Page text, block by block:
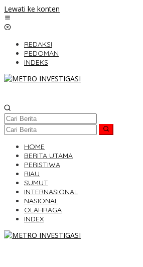
Lewati ke konten
REDAKSI
PEDOMAN
INDEKS
HOME
BERITA UTAMA
PERISTIWA
RIAU
SUMUT
INTERNASIONAL
NASIONAL
OLAHRAGA
INDEX